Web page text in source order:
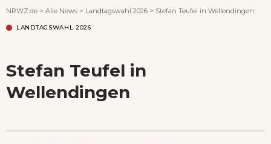
NRWZ.de > Alle News > Landtagswahl 2026 > Stefan Teufel in Wellendingen
LANDTAGSWAHL 2026
Stefan Teufel in
Wellendingen